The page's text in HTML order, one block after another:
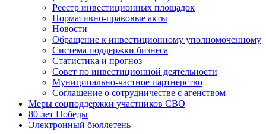
Реестр инвестиционных площадок
Нормативно-правовые акты
Новости
Обращение к инвестиционному уполномоченному
Система поддержки бизнеса
Статистика и прогноз
Совет по инвестиционной деятельности
Муниципально-частное партнерство
Соглашение о сотрудничестве с агенством
Меры соцподдержки участников СВО
80 лет Победы
Электронный бюллетень